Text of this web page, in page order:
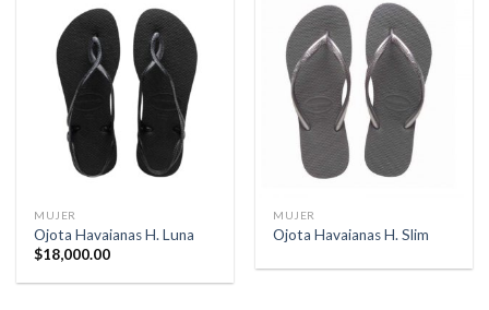
MUJER
Ojota Havaianas H. Luna
$18,000.00
MUJER
Ojota Havaianas H. Slim